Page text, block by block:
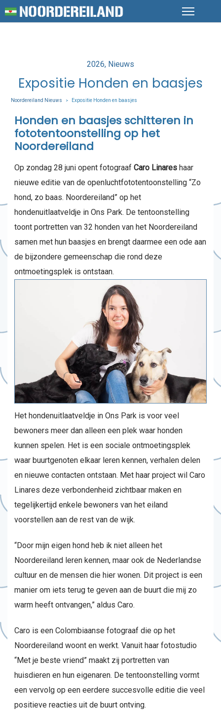
Posted
2026 Nieuws
Expositie Honden en baasjes
Noordereiland Nieuws > Expositie Honden en baasjes
Honden en baasjes schitteren in
fototentoonstelling op het
Noordereiland
Op zondag 28 juni opent fotograaf Caro Linares haar
nieuwe editie van de openluchtfototentoonstelling “Zo
hond, zo baas. Noordereiland” op het
hondenuitlaatveldje in Ons Park. De tentoonstelling
toont portretten van 32 honden van het Noordereiland
samen met hun baasjes en brengt daarmee een ode aan
de bijzondere gemeenschap die rond deze
ontmoetingsplek is ontstaan.
Het hondenuitlaatveldje in Ons Park is voor veel
bewoners meer dan alleen een plek waar honden
kunnen spelen. Het is een sociale ontmoetingsplek
waar buurtgenoten elkaar leren kennen, verhalen delen
en nieuwe contacten ontstaan. Met haar project wil Caro
Linares deze verbondenheid zichtbaar maken en
tegelijkertijd enkele bewoners van het eiland
voorstellen aan de rest van de wijk.
“Door mijn eigen hond heb ik niet alleen het
Noordereiland leren kennen, maar ook de Nederlandse
cultuur en de mensen die hier wonen. Dit project is een
manier om iets terug te geven aan de buurt die mij zo
warm heeft ontvangen,” aldus Caro.
Caro is een Colombiaanse fotograaf die op het
Noordereiland woont en werkt. Vanuit haar fotostudio
“Met je beste vriend” maakt zij portretten van
huisdieren en hun eigenaren. De tentoonstelling vormt
een vervolg op een eerdere succesvolle editie die veel
positieve reacties uit de buurt ontving.